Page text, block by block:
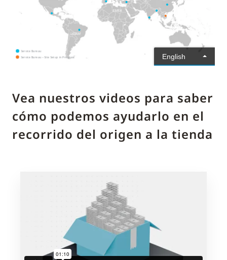
Vea nuestros videos para saber
cómo podemos ayudarlo en el
recorrido del origen a la tienda